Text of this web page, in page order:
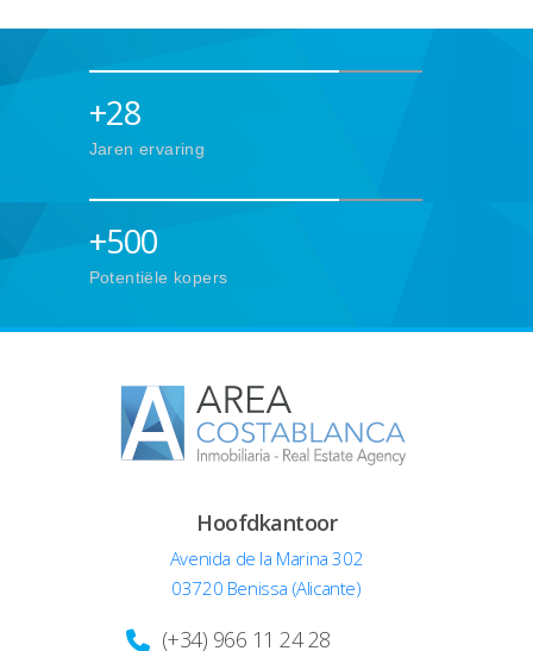
+28
Jaren ervaring
+500
Potentiële kopers
Hoofdkantoor
Avenida de la Marina 302
03720 Benissa (Alicante)
(+34) 966 11 24 28